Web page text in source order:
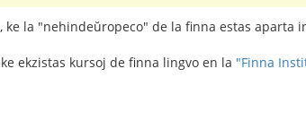
ke la "nehindeŭropeco" de la finna estas aparta
ekzistas kursoj de finna lingvo en la "Finna